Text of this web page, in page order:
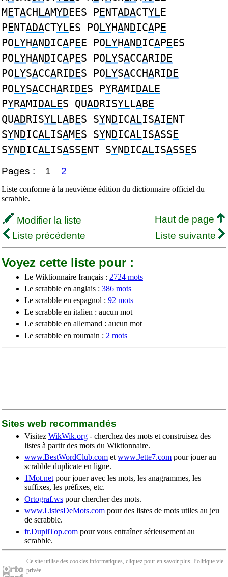
METACHLAMYDEES PENTADACTYLE
PENTADACTYLES POLYHANDICAPE
POLYHANDICAPEE POLYHANDICAPEES
POLYHANDICAPES POLYSACCARIDE
POLYSACCARIDES POLYSACCHARIDE
POLYSACCHARIDES PYRAMIDALE
PYRAMIDALES QUADRISYLLABE
QUADRISYLLABES SYNDICALISAIENT
SYNDICALISAMES SYNDICALISASSE
SYNDICALISASSENT SYNDICALISASSES
Pages : 1 2
Liste conforme à la neuvième édition du dictionnaire officiel du
scrabble.
Modifier la liste
Haut de page
Liste précédente
Liste suivante
Voyez cette liste pour :
Le Wiktionnaire français : 2724 mots
Le scrabble en anglais : 386 mots
Le scrabble en espagnol : 92 mots
Le scrabble en italien : aucun mot
Le scrabble en allemand : aucun mot
Le scrabble en roumain : 2 mots
Sites web recommandés
Visitez WikWik.org - cherchez des mots et construisez des
listes à partir des mots du Wiktionnaire.
www.BestWordClub.com et www.Jette7.com pour jouer au
scrabble duplicate en ligne.
1Mot.net pour jouer avec les mots, les anagrammes, les
suffixes, les préfixes, etc.
Ortograf.ws pour chercher des mots.
www.ListesDeMots.com pour des listes de mots utiles au jeu
de scrabble.
fr.DupliTop.com pour vous entraîner sérieusement au
scrabble.
Ce site utilise des cookies informatiques, cliquez pour en savoir plus. Politique vie
privée.